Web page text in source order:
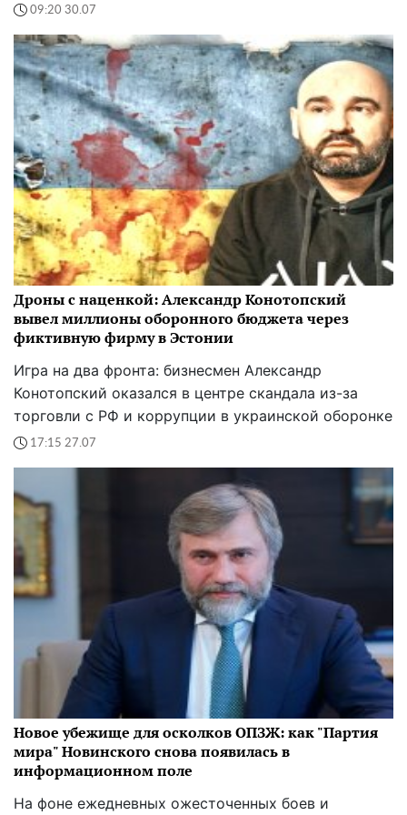
09:20 30.07
Дроны с наценкой: Александр Конотопский
вывел миллионы оборонного бюджета через
фиктивную фирму в Эстонии
Игра на два фронта: бизнесмен Александр
Конотопский оказался в центре скандала из-за
торговли с РФ и коррупции в украинской оборонке
17:15 27.07
Новое убежище для осколков ОПЗЖ: как "Партия
мира" Новинского снова появилась в
информационном поле
На фоне ежедневных ожесточенных боев и